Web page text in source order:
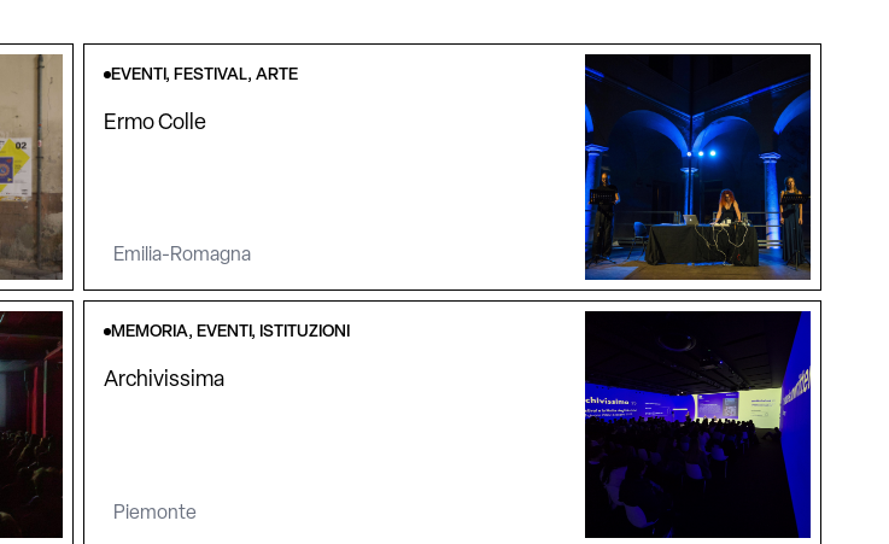
EVENTI, FESTIVAL, ARTE
Ermo Colle
Emilia-Romagna
MEMORIA, EVENTI, ISTITUZIONI
Archivissima
Piemonte